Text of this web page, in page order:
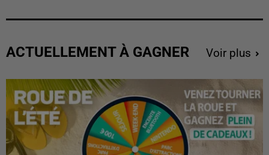
ACTUELLEMENT À GAGNER Voir plus